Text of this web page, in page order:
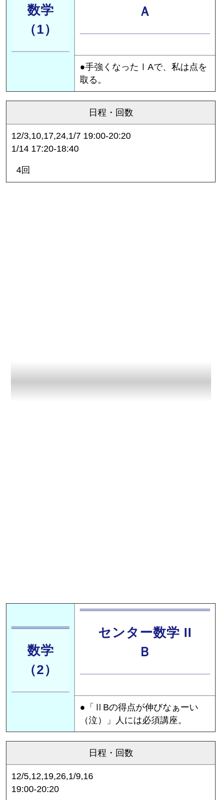
数学
（1）
Ａ
●手強くなったⅠAで、私は点を
取る。
日程・回数
12/3,10,17,24,1/7 19:00-20:20
1/14 17:20-18:40
4回
数学
（2）
センター数学 II
Ｂ
●「ⅡBの得点が伸びなぁーい
（泣）」人には必須講座。
日程・回数
12/5,12,19,26,1/9,16
19:00-20:20